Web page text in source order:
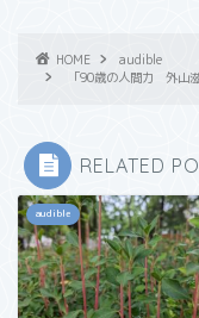
HOME
audible
「90歳の人間力 外
RELATED
audible